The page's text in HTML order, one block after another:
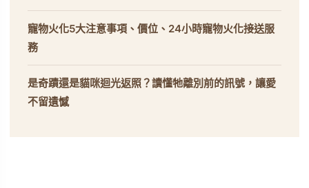
寵物火化5大注意事項、價位、24小時寵物火化接送服
務
是奇蹟還是貓咪迴光返照？讀懂牠離別前的訊號，讓愛
不留遺憾